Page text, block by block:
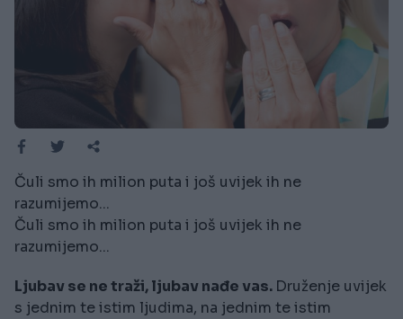
Čuli smo ih milion puta i još uvijek ih ne
razumijemo...
Čuli smo ih milion puta i još uvijek ih ne
razumijemo...
Ljubav se ne traži, ljubav nađe vas. Druženje uvijek
s jednim te istim ljudima, na jednim te istim